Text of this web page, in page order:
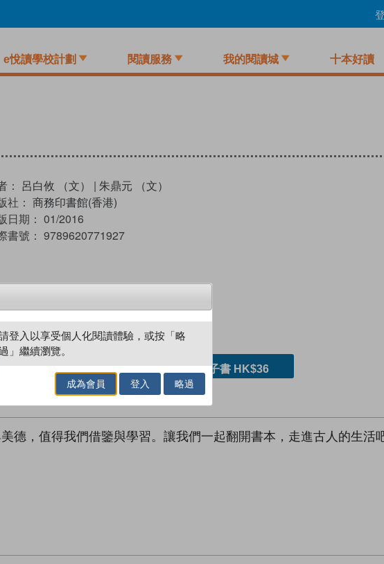
e悅讀學校計劃 閱讀服務 我的閱讀城 十本好讀
： 呂白攸 （文） | 朱鼎元 （文）
社： 商務印書館(香港)
日期： 01/2016
書號： 9789620771927
試閲 加入閱讀紀錄
加入／閱讀電子書 購買電子書 HK$36
德，值得我們借鑒與學習。讓我們一起翻開書本，走進古人的生活
登入以享受個人化閱讀體驗，或按「略
」繼續瀏覽。
成為會員 登入 略過